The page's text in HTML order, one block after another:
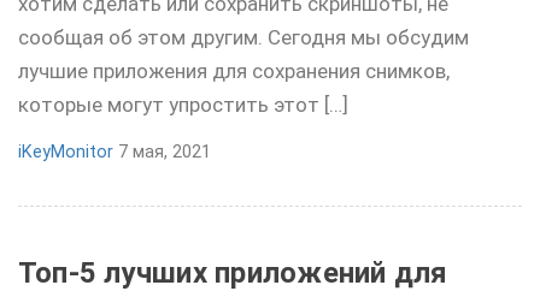
сообщая об этом другим. Сегодня мы обсудим
лучшие приложения для сохранения снимков,
которые могут упростить этот […]
iKeyMonitor 7 мая, 2021
Топ-5 лучших приложений для